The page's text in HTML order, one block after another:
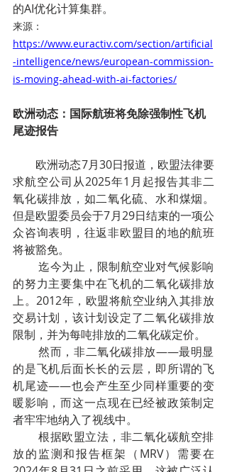
的AI优化计算集群。
来源：
https://www.euractiv.com/section/artificial
-intelligence/news/european-commission-
is-moving-ahead-with-ai-factories/
欧洲动态：国际航班将免除强制性飞机
尾迹报告
求航空公司从2025年1月起报告其非二
氧化碳排放，如二氧化硫、水和煤烟。
但是欧盟委员会于7月29日结束的一项公
众咨询表明，往返非欧盟目的地的航班
将被豁免。
        迄今为止，限制航空业对气候影响
的努力主要集中在飞机的二氧化碳排放
上。2012年，欧盟将航空业纳入其排放
交易计划，该计划设定了二氧化碳排放
限制，并为每吨排放的二氧化碳定价。
        然而，非二氧化碳排放——最明显
的是飞机后面长长的云层，即所谓的飞
机尾迹——也会产生至少同样重要的变
暖影响，而这一点现在已经被政策制定
者牢牢地纳入了视线中。
        根据欧盟立法，非二氧化碳航空排
放的监测和报告框架（MRV）需要在